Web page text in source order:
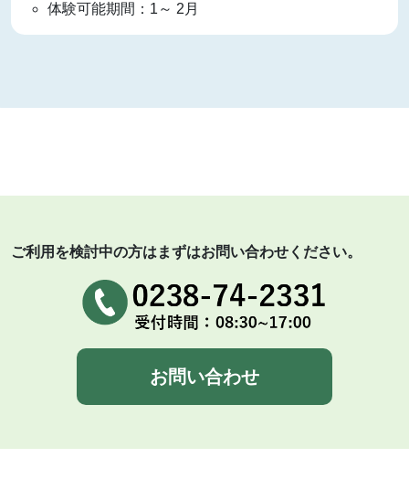
体験可能期間：1～ 2月
ご利用を検討中の方はまずはお問い合わせください。
お問い合わせ